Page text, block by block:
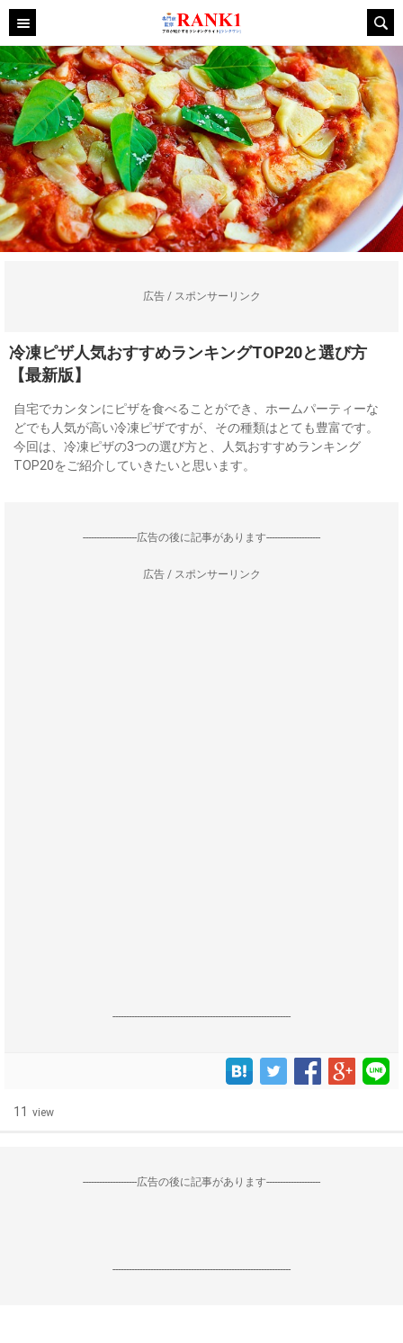
広告 / スポンサーリンク
冷凍ピザ人気おすすめランキングTOP20と選び方
【最新版】
自宅でカンタンにピザを食べることができ、ホームパーティーな
どでも人気が高い冷凍ピザですが、その種類はとても豊富です。
今回は、冷凍ピザの3つの選び方と、人気おすすめランキング
TOP20をご紹介していきたいと思います。
--------------------広告の後に記事があります--------------------
広告 / スポンサーリンク
------------------------------------------------------------------
11 view
--------------------広告の後に記事があります--------------------
------------------------------------------------------------------